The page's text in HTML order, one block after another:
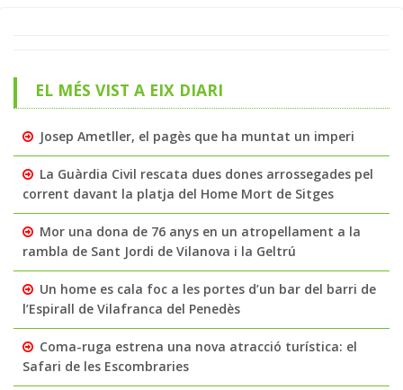
EL MÉS VIST A EIX DIARI
Josep Ametller, el pagès que ha muntat un imperi
La Guàrdia Civil rescata dues dones arrossegades pel
corrent davant la platja del Home Mort de Sitges
Mor una dona de 76 anys en un atropellament a la
rambla de Sant Jordi de Vilanova i la Geltrú
Un home es cala foc a les portes d’un bar del barri de
l’Espirall de Vilafranca del Penedès
Coma-ruga estrena una nova atracció turística: el
Safari de les Escombraries